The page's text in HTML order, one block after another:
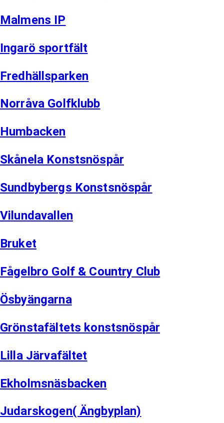
Malmens IP
Ingarö sportfält
Fredhällsparken
Norråva Golfklubb
Humbacken
Skånela Konstsnöspår
Sundbybergs Konstsnöspår
Vilundavallen
Bruket
Fågelbro Golf & Country Club
Ösbyängarna
Grönstafältets konstsnöspår
Lilla Järvafältet
Ekholmsnäsbacken
Judarskogen( Ängbyplan)